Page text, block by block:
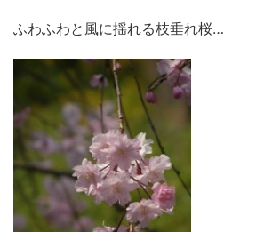
ふわふわと風に揺れる枝垂れ桜…